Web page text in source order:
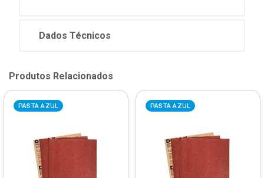
Dados Técnicos
Produtos Relacionados
PASTA AZUL PASTA AZUL